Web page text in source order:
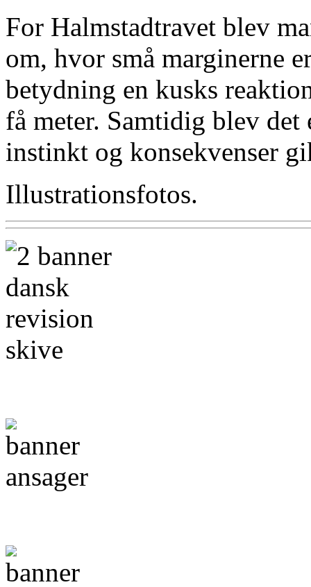
For Halmstadtravet blev
om, hvor små marginerne
betydning en kusks
få meter. Samtidig blev
instinkt og konsekvenser
Illustrationsfotos.